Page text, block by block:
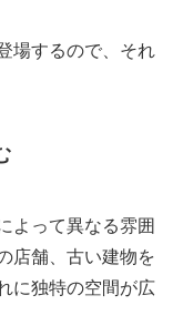
場するので、それ
よって異なる雰囲
店舗、古い建物を
に独特の空間が広